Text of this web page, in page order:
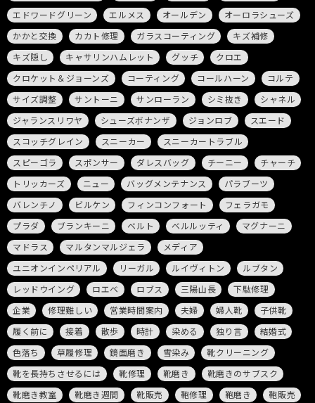
エドワードグリーン
エルメス オールデン
オーロラシューズ
かかと交換
カカト修理 ガラスコーティング
キズ補修
キズ隠し
キャサリンハムレット グッチ
クロエ
クロケット＆ジョーンズ
コーティング コールハーン
コルテ
サイズ調整
サントーニ サンローラン シミ抜き
シャネル
ジャランスリワヤ
シューズボナンザ ジョンロブ
スエード
スコッチグレイン
スニーカー
スニーカートラブル
スピーゴラ
スポンサー ダレスバッグ チーニー
チャーチ
トリッカーズ
ニュー バッグメンテナンス
パラブーツ
バレンチノ
ビルケン フィンコンフォート
フェラガモ
プラダ
ブランキーニ ベルト ベルルッティ
マグナーニ
マドラス
マルタンマルジェラ
メディア
ユニオンインペリアル
リーガル ルイヴィトン
ルブタン
レッドウイング
ロエベ ロブス 三陽山長
下駄修理
企業
修理難しい 営業時間案内 夫婦 婦人靴
子供靴
履く前に
接着 散歩 時計 染める 独り言
結婚式
色落ち
草履修理 鏡面磨き 雪染み
靴クリーニング
靴を長持ちさせるには
靴修理 靴磨き
靴磨きのサブスク
靴磨き教室
靴磨き週間 靴販売 鞄修理 鞄磨き 鞄販売